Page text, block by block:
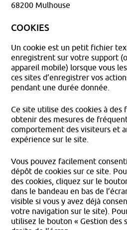
68200 Mulhouse
COOKIES
Un cookie est un petit fichier
enregistrent sur votre support
appareil mobile) lorsque vous
ces sites d’enregistrer vos
pendant une durée donnée.
Ce site utilise des cookies à
obtenir des mesures de
comportement des visiteurs et
expérience sur le site.
Vous pouvez facilement
dépôt de cookies sur ce site.
des cookies, cliquez sur le
dans le bandeau en bas de
visible si vous y avez déjà
votre navigation sur le site).
utilisez le bouton « Gestion des